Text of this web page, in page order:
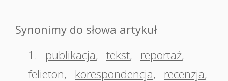
Synonimy do słowa artykuł
1.
publikacja, tekst, reportaż,
felieton, korespondencja, recenzja,